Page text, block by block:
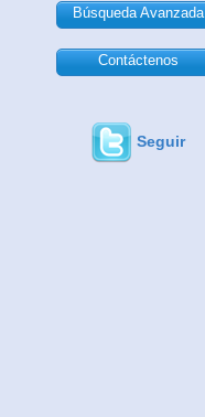
Búsqueda Avanzada
Contáctenos
Seguir